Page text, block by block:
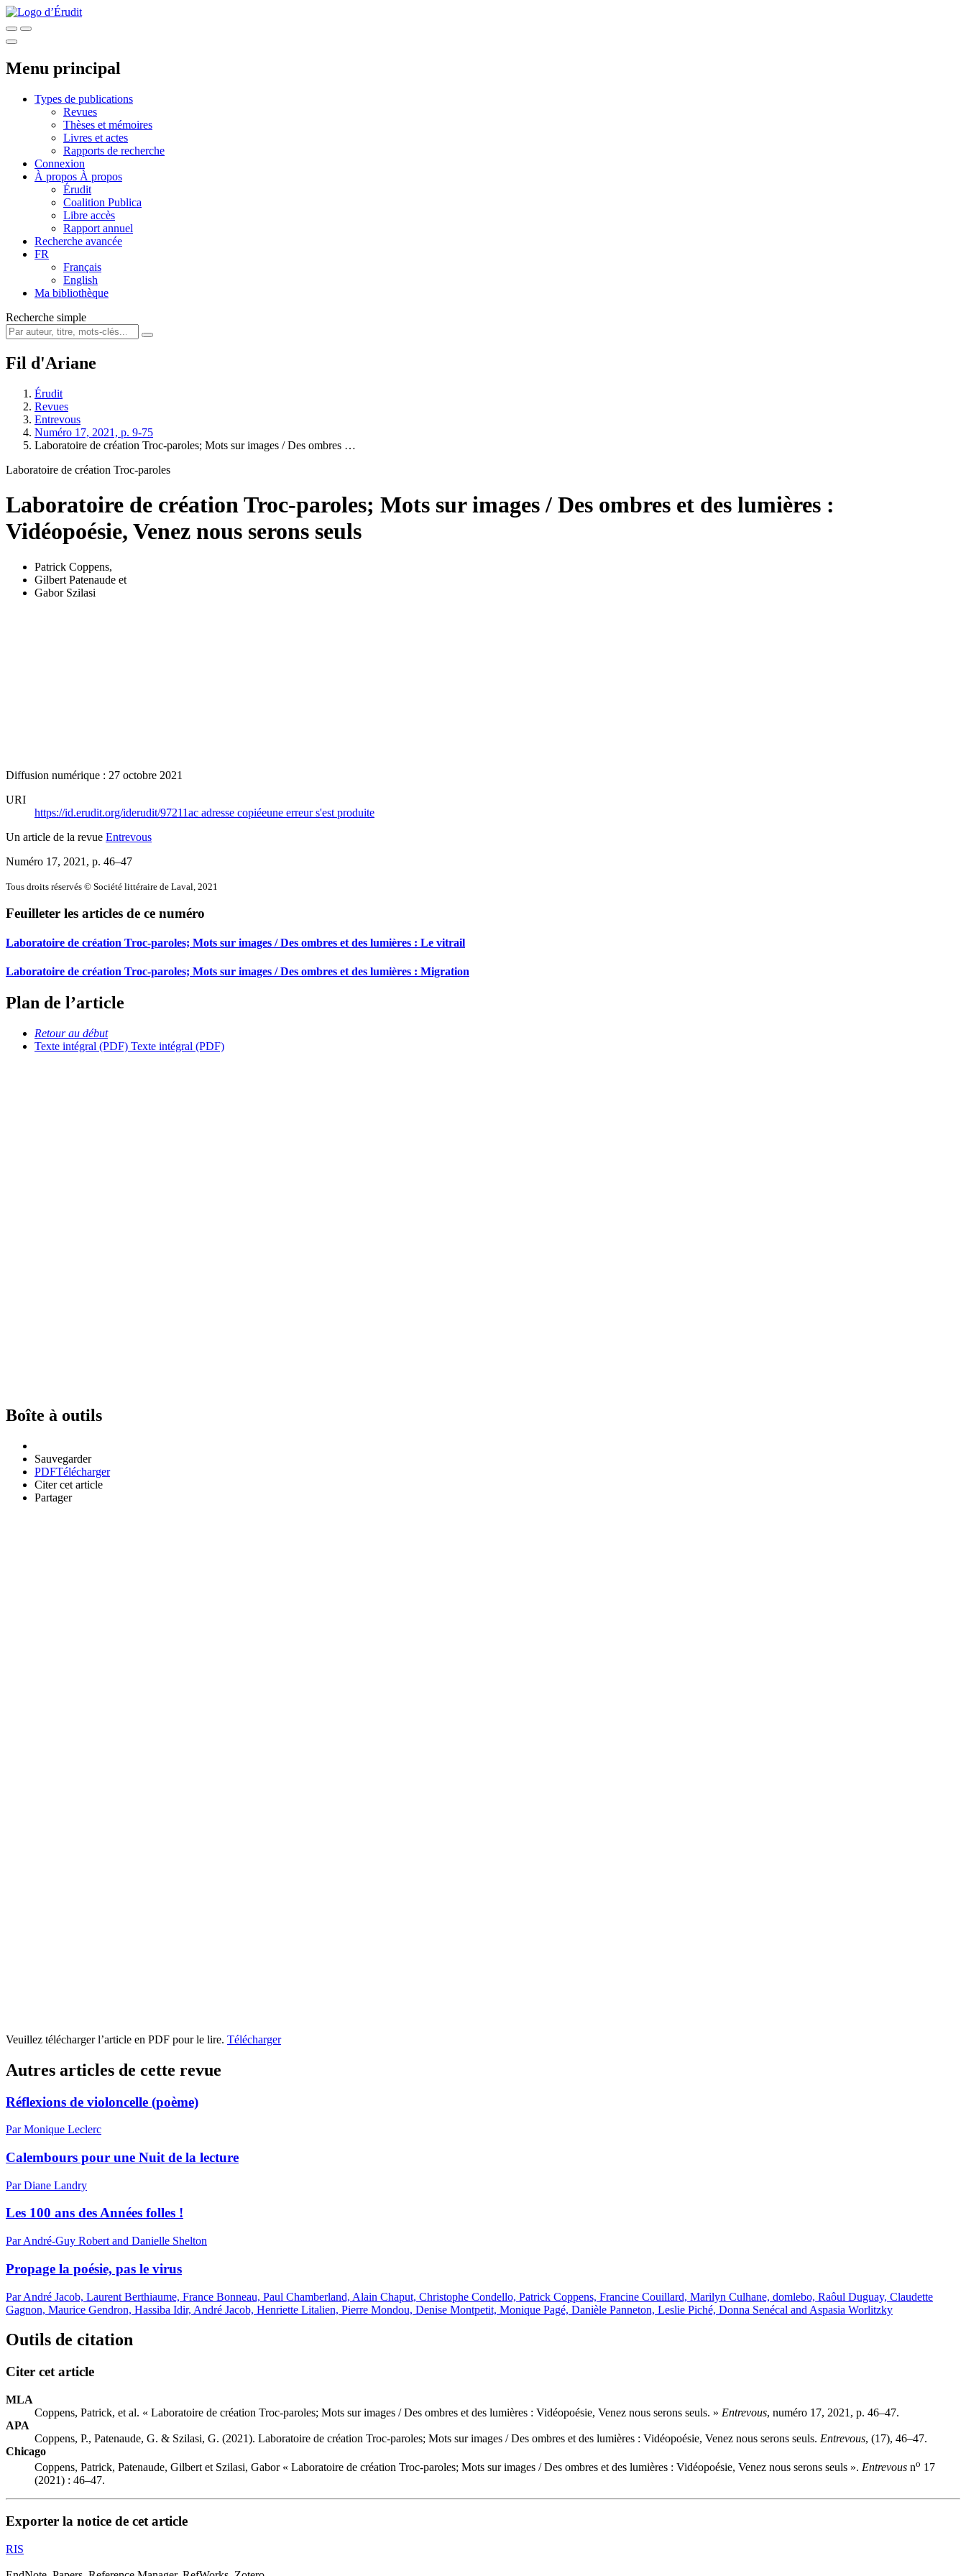
Menu principal
Types de publications
Revues
Thèses et mémoires
Livres et actes
Rapports de recherche
Connexion
À propos À propos
Érudit
Coalition Publica
Libre accès
Rapport annuel
Recherche avancée
FR
Français
English
Ma bibliothèque
Recherche simple
Fil d'Ariane
Érudit
Revues
Entrevous
Numéro 17, 2021, p. 9-75
Laboratoire de création Troc-paroles; Mots sur images / Des ombres …
Laboratoire de création Troc-paroles
Laboratoire de création Troc-paroles; Mots sur images / Des ombres et des lumières :
Vidéopoésie, Venez nous serons seuls
Patrick Coppens,
Gilbert Patenaude et
Gabor Szilasi
Diffusion numérique : 27 octobre 2021
URI
https://id.erudit.org/iderudit/97211ac adresse copiéeune erreur s'est produite
Un article de la revue Entrevous
Numéro 17, 2021 , p. 46–47
Tous droits réservés © Société littéraire de Laval, 2021
Feuilleter les articles de ce numéro
Laboratoire de création Troc-paroles; Mots sur images / Des ombres et des lumières : Le vitrail
Laboratoire de création Troc-paroles; Mots sur images / Des ombres et des lumières : Migration
Plan de l’article
Retour au début
Texte intégral (PDF) Texte intégral (PDF)
Boîte à outils
Sauvegarder
PDFTélécharger
Citer cet article
Partager
Veuillez télécharger l’article en PDF pour le lire. Télécharger
Autres articles de cette revue
Réflexions de violoncelle (poème)
Par Monique Leclerc
Calembours pour une Nuit de la lecture
Par Diane Landry
Les 100 ans des Années folles !
Par André-Guy Robert and Danielle Shelton
Propage la poésie, pas le virus
Par André Jacob, Laurent Berthiaume, France Bonneau, Paul Chamberland, Alain Chaput, Christophe Condello, Patrick Coppens, Francine Couillard, Marilyn Culhane, domlebo, Raôul Duguay, Claudette
Gagnon, Maurice Gendron, Hassiba Idir, André Jacob, Henriette Litalien, Pierre Mondou, Denise Montpetit, Monique Pagé, Danièle Panneton, Leslie Piché, Donna Senécal and Aspasia Worlitzky
Outils de citation
Citer cet article
MLA
Coppens, Patrick, et al. « Laboratoire de création Troc-paroles; Mots sur images / Des ombres et des lumières : Vidéopoésie, Venez nous serons seuls. » Entrevous, numéro 17, 2021, p. 46–47.
APA
Coppens, P., Patenaude, G. & Szilasi, G. (2021). Laboratoire de création Troc-paroles; Mots sur images / Des ombres et des lumières : Vidéopoésie, Venez nous serons seuls. Entrevous, (17), 46–47.
Chicago
Coppens, Patrick, Patenaude, Gilbert et Szilasi, Gabor « Laboratoire de création Troc-paroles; Mots sur images / Des ombres et des lumières : Vidéopoésie, Venez nous serons seuls ». Entrevous no 17
(2021) : 46–47.
Exporter la notice de cet article
RIS